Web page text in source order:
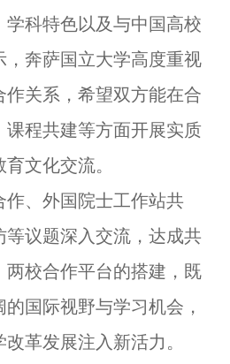
学科特色以及与中国高校
，奔萨国立大学高度重视
关系，希望双方能在合
课程共建等方面开展实质
文化交流。
作、外国院士工作站共
等议题深入交流，达成共
两校合作平台的搭建，既
国际视野与学习机会，
革发展注入新活力。